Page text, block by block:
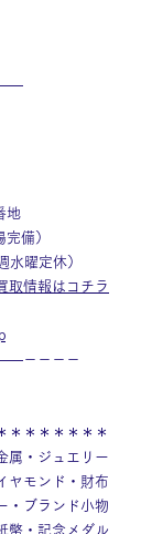
地
備）
曜定休）
取情報はコチラ
－－－
＊＊＊＊＊＊＊
属・ジュエリー
ヤモンド・財布
・ブランド小物
幣・記念メダル